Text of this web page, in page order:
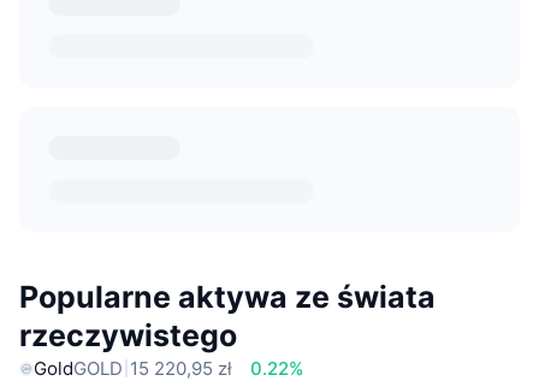
Popularne aktywa ze świata
rzeczywistego
GoldGOLD 15 220,95 zł
0.22%